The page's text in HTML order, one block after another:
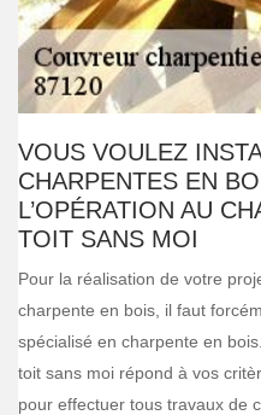
VOUS VOULEZ
CHARPENTES EN
L’OPÉRATION AU
TOIT SANS MOI
Pour la réalisation de votre
charpente en bois, il faut
spécialisé en charpente en
toit sans moi répond à vos
pour effectuer tous travaux de